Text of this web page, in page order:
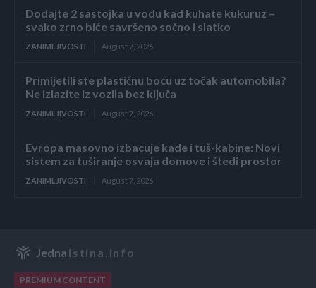
Dodajte 2 sastojka u vodu kad kuhate kukuruz –
svako zrno biće savršeno sočno i slatko
ZANIMLJIVOSTI August 7, 2026
Primijetili ste plastičnu bocu uz točak automobila?
Ne izlazite iz vozila bez ključa
ZANIMLJIVOSTI August 7, 2026
Evropa masovno izbacuje kade i tuš-kabine: Novi
sistem za tuširanje osvaja domove i štedi prostor
ZANIMLJIVOSTI August 7, 2026
Jedna Istina.info
PREMIUM CONTENT